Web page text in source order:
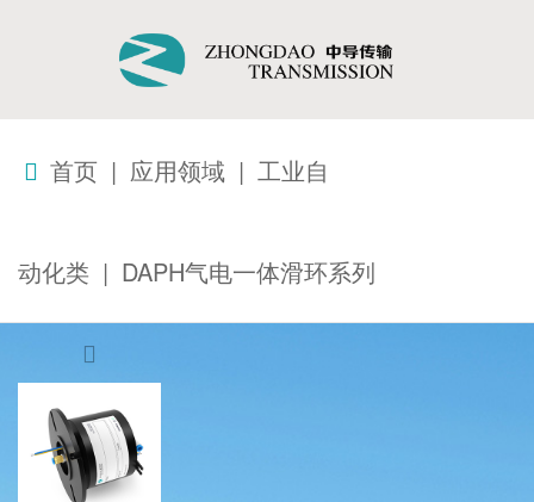
首页 | 应用领域 | 工业自
动化类 | DAPH气电一体滑环系列